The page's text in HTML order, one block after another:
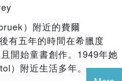
）附近的費爾
有五年的時間在希臘度
開始童書創作。1949年她
）附近生活多年。